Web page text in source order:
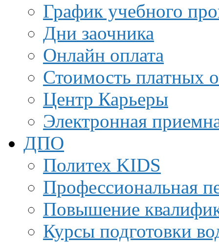
График учебного
Дни заочника
Онлайн оплата
Стоимость платных
Центр Карьеры
Электронная
ДПО
Политех KIDS
Профессиональная
Повышение
Курсы подготовки